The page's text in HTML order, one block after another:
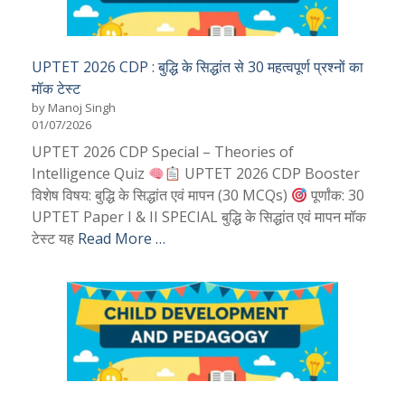
UPTET 2026 CDP : बुद्धि के सिद्धांत से 30 महत्वपूर्ण प्रश्नों का
मॉक टेस्ट
by Manoj Singh
01/07/2026
UPTET 2026 CDP Special – Theories of
Intelligence Quiz
UPTET 2026 CDP Booster
विशेष विषय: बुद्धि के सिद्धांत एवं मापन (30 MCQs)
पूर्णांक: 30
UPTET Paper I & II SPECIAL बुद्धि के सिद्धांत एवं मापन मॉक
टेस्ट यह Read More …